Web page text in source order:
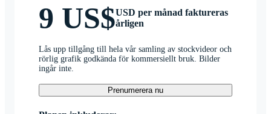
9 US$USD per månad faktureras
årligen
Lås upp tillgång till hela vår samling av stockvideor och
rörlig grafik godkända för kommersiellt bruk. Bilder
ingår inte.
Prenumerera nu